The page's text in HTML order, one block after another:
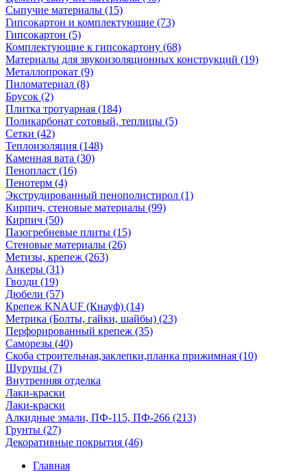
Сыпучие материалы (15)
Гипсокартон и комплектующие (73)
Гипсокартон (5)
Комплектующие к гипсокартону (68)
Материалы для звукоизоляционных конструкций (19)
Металлопрокат (9)
Пиломатериал (8)
Брусок (2)
Плитка тротуарная (184)
Поликарбонат сотовый, теплицы (5)
Сетки (42)
Теплоизоляция (148)
Каменная вата (30)
Пенопласт (16)
Пенотерм (4)
Экструдированный пенополистирол (1)
Кирпич, стеновые материалы (99)
Кирпич (50)
Пазогребневые плиты (15)
Стеновые материалы (26)
Метизы, крепеж (263)
Анкеры (31)
Гвозди (19)
Дюбели (57)
Крепеж KNAUF (Кнауф) (14)
Метрика (Болты, гайки, шайбы) (23)
Перфорированный крепеж (35)
Саморезы (40)
Скоба строительная,заклепки,планка прижимная (10)
Шурупы (7)
Внутренняя отделка
Лаки-краски
Лаки-краски
Алкидные эмали, ПФ-115, ПФ-266 (213)
Грунты (27)
Декоративные покрытия (46)
Главная